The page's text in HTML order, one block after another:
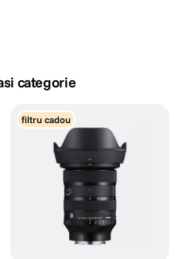
categorie
filtru cadou